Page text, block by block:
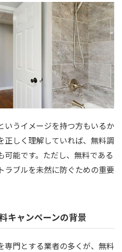
いうイメージを持つ方もいるか
正しく理解していれば、無料調
能です。ただし、無料である
ラブルを未然に防ぐための重要
キャンペーンの背景
専門とする業者の多くが、無料